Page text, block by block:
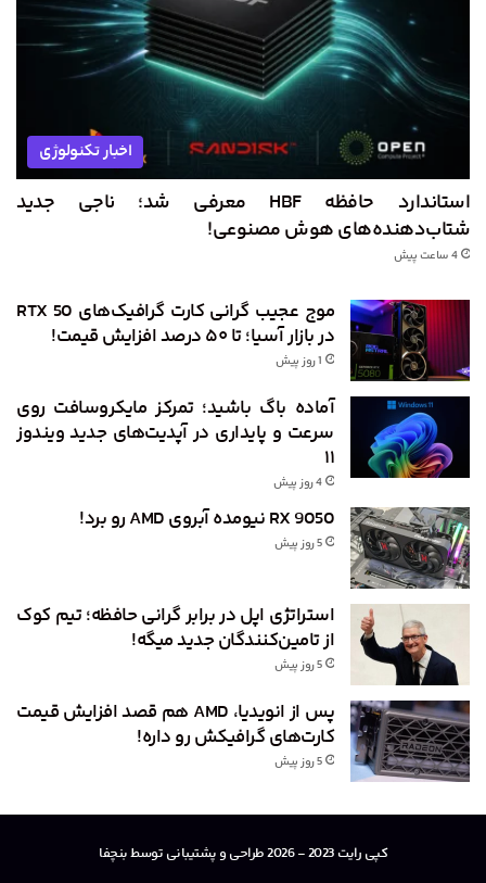
اخبار تکنولوژی
استاندارد حافظه HBF معرفی شد؛ ناجی جدید
شتاب‌دهنده‌های هوش مصنوعی!
4 ساعت پیش
موج عجیب گرانی کارت گرافیک‌های RTX 50
در بازار آسیا؛ تا ۵۰ درصد افزایش قیمت!
1 روز پیش
آماده باگ باشید؛ تمرکز مایکروسافت روی
سرعت و پایداری در آپدیت‌های جدید ویندوز
۱۱
4 روز پیش
RX 9050 نیومده آبروی AMD رو برد!
5 روز پیش
استراتژی اپل در برابر گرانی حافظه؛ تیم کوک
از تامین‌کنندگان جدید میگه!
5 روز پیش
پس از انویدیا، AMD هم قصد افزایش قیمت
کارت‌های گرافیکش رو داره!
5 روز پیش
کپی رایت 2023 - 2026 طراحی و پشتیبانی توسط بنچفا